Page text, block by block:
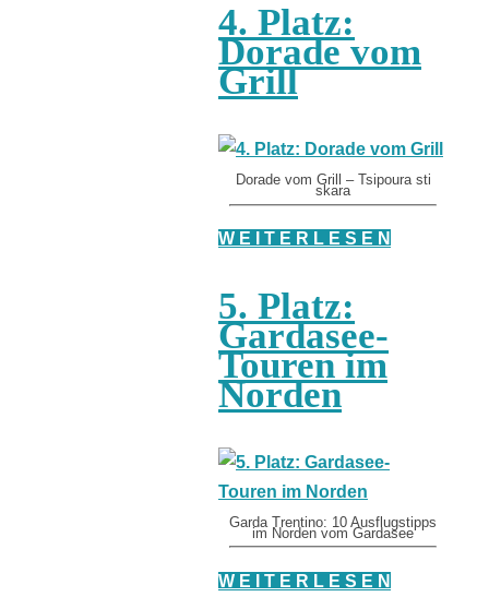
4. Platz:
Dorade vom
Grill
Dorade vom Grill – Tsipoura sti
skara
W E I T E R L E S E N
5. Platz:
Gardasee-
Touren im
Norden
Garda Trentino: 10 Ausflugstipps
im Norden vom Gardasee
W E I T E R L E S E N